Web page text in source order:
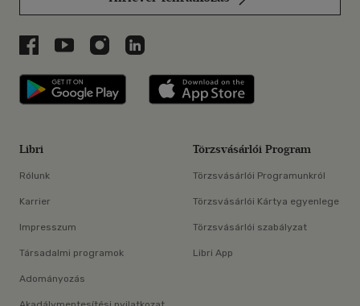
Libri a Facebookon
Libri a Youtube-on
Libri az Instagramon
Libri a LinkedInen
Libri applikáció Szerezd meg: Google
Libri
Rólunk
Karrier
Impresszum
Társadalmi programok
Adományozás
Törzsvásárlói Program
Törzsvásárlói Programunkról
Törzsvásárlói Kártya egyenlege
Törzsvásárlói szabályzat
Libri App